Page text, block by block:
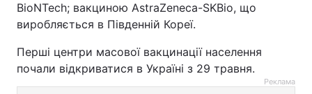
BioNTech; вакциною AstraZeneca-SKBio, що
виробляється в Південній Кореї.
Перші центри масової вакцинації населення
почали відкриватися в Україні з 29 травня.
Реклама